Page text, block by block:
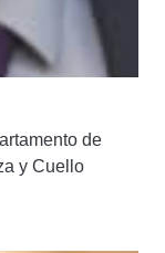
de
y Cuello